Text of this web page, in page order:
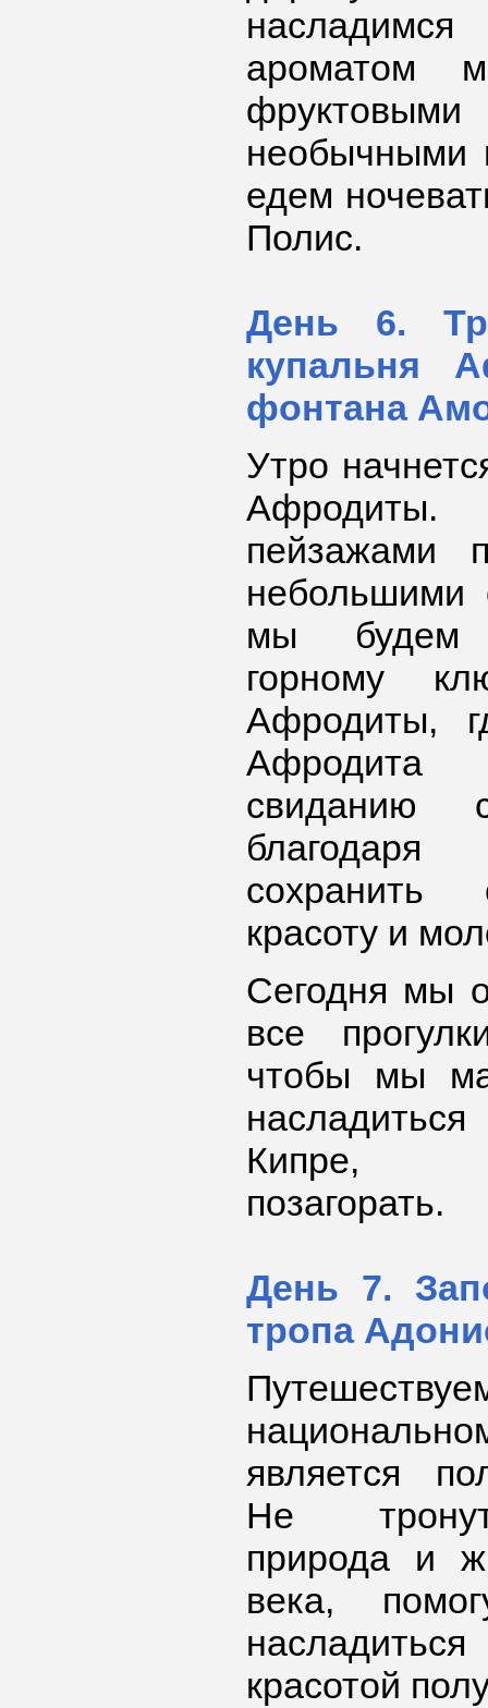
ароматом
необычными
едем
Полис.
День 6.
купальня
фонтана
Утро
пейзажами
небольшими
мы будем
горному
Афродиты,
Афродита
благодаря
сохранить
красоту и
Сегодня мы
все
чтобы мы
Кипре,
позагорать.
День 7.
тропа
является
Не
природа и
века,
красотой